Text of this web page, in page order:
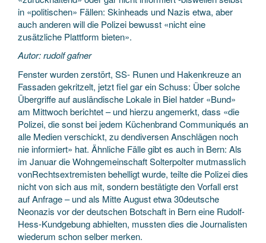
in «politischen» Fällen: Skinheads und Nazis etwa, aber
auch anderen will die Polizei bewusst «nicht eine
zusätzliche Plattform bieten».
Autor: rudolf gafner
Fenster wurden zerstört, SS- Runen und Hakenkreuze an
Fassaden gekritzelt, jetzt fiel gar ein Schuss: Über solche
Übergriffe auf ausländische Lokale in Biel hatder «Bund»
am Mittwoch berichtet – und hierzu angemerkt, dass «die
Polizei, die sonst bei jedem Küchenbrand Communiqués an
alle Medien verschickt, zu dendiversen Anschlägen noch
nie informiert» hat. Ähnliche Fälle gibt es auch in Bern: Als
im Januar die Wohngemeinschaft Solterpolter mutmasslich
vonRechtsextremisten behelligt wurde, teilte die Polizei dies
nicht von sich aus mit, sondern bestätigte den Vorfall erst
auf Anfrage – und als Mitte August etwa 30deutsche
Neonazis vor der deutschen Botschaft in Bern eine Rudolf-
Hess-Kundgebung abhielten, mussten dies die Journalisten
wiederum schon selber merken.